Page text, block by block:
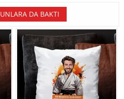
DA BAKTI